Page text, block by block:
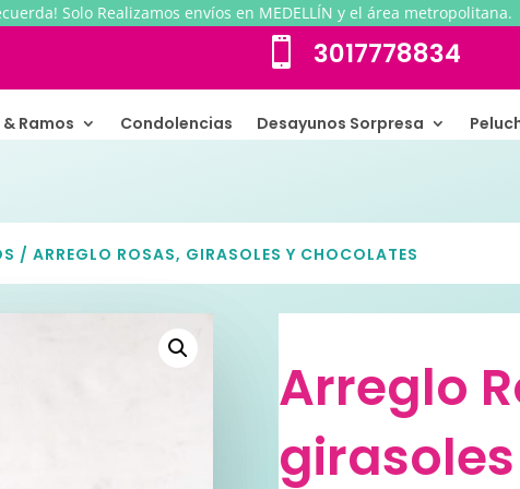
Solo Realizamos envíos en MEDELLÍN y el área metropolitana.
 3017778834
Ramos Condolencias Desayunos Sorpresa
/ ARREGLO ROSAS, GIRASOLES Y CHOCOLATES
Arreglo